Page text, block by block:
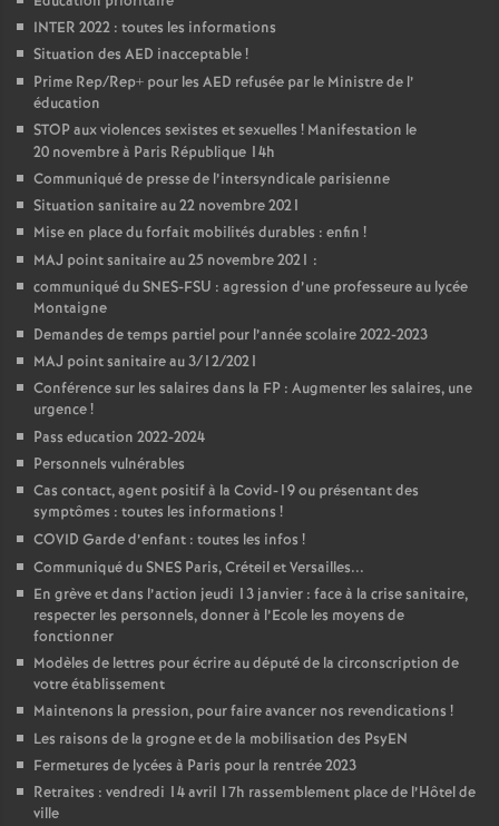
INTER 2022 : toutes les informations
Situation des AED inacceptable!
Prime Rep/Rep+ pour les AED refusée par le Ministre de l’
éducation
STOP aux violences sexistes et sexuelles ! Manifestation le
20 novembre à Paris République 14h
Communiqué de presse de l’intersyndicale parisienne
Situation sanitaire au 22 novembre 2021
Mise en place du forfait mobilités durables : enfin !
MAJ point sanitaire au 25 novembre 2021 :
communiqué du SNES-FSU : agression d’une professeure au lycée
Montaigne
Demandes de temps partiel pour l’année scolaire 2022-2023
MAJ point sanitaire au 3/12/2021
Conférence sur les salaires dans la FP : Augmenter les salaires, une
urgence!
Pass education 2022-2024
Personnels vulnérables
Cas contact, agent positif à la Covid-19 ou présentant des
symptômes : toutes les informations !
COVID Garde d’enfant : toutes les infos !
Communiqué du SNES Paris, Créteil et Versailles...
En grève et dans l’action jeudi 13 janvier : face à la crise sanitaire,
respecter les personnels, donner à l’Ecole les moyens de
fonctionner
Modèles de lettres pour écrire au député de la circonscription de
votre établissement
Maintenons la pression, pour faire avancer nos revendications !
Les raisons de la grogne et de la mobilisation des PsyEN
Fermetures de lycées à Paris pour la rentrée 2023
Retraites : vendredi 14 avril 17h rassemblement place de l’Hôtel de
ville